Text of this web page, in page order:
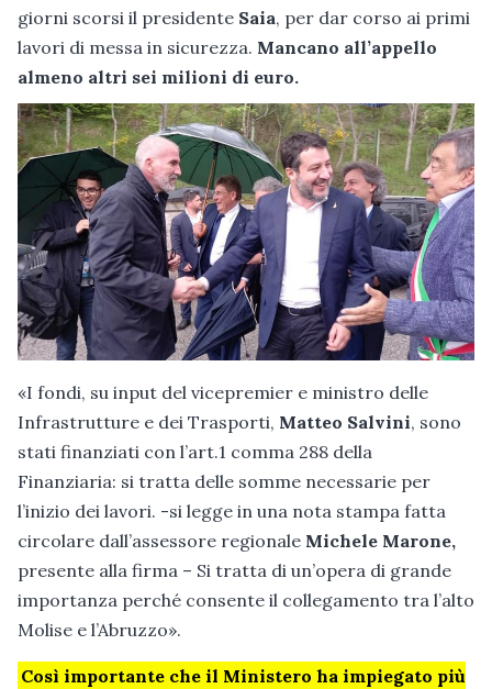
giorni scorsi il presidente Saia, per dar corso ai primi
lavori di messa in sicurezza. Mancano all’appello
almeno altri sei milioni di euro.
«I fondi, su input del vicepremier e ministro delle
Infrastrutture e dei Trasporti, Matteo Salvini, sono
stati finanziati con l’art.1 comma 288 della
Finanziaria: si tratta delle somme necessarie per
l’inizio dei lavori. -si legge in una nota stampa fatta
circolare dall’assessore regionale Michele Marone,
presente alla firma – Si tratta di un’opera di grande
importanza perché consente il collegamento tra l’alto
Molise e l’Abruzzo».
Così importante che il Ministero ha impiegato più